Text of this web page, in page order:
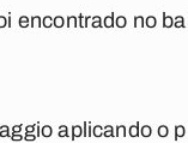
encontrado no
aplicando o